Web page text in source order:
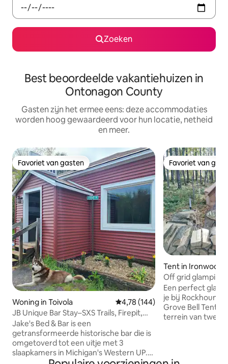
Zoeken
Best beoordeelde vakantiehuizen in
Ontonagon County
Gasten zijn het ermee eens: deze accommodaties
worden hoog gewaardeerd voor hun locatie, netheid
en meer.
Favoriet van gasten
Favoriet van gasten
Woning in Toivola Gemiddelde beoordeling van
4,78 (144)
JB Unique Bar Stay–SXS Trails, Firepit,
Groepsplezier!
Jake's Bed & Bar is een
getransformeerde historische bar die is
omgetoverd tot een uitje met 3
slaapkamers in Michigan's Western UP.
Favoriet van
Favoriet van
Tent in Ironwood
Off grid glamping
Hideaway
Een perfect
je bij Rockhound
Grove Bell Tent. Gelegen op een eigen
terrein van twee